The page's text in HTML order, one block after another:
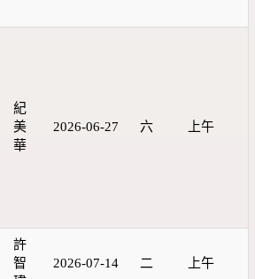
紀
美
華
2026-06-27 六 上午
許
智
2026-07-14 二 上午